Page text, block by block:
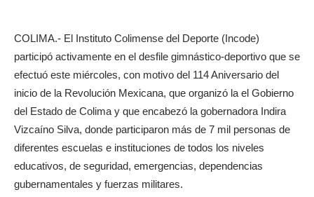
COLIMA.- El Instituto Colimense del Deporte (Incode)
participó activamente en el desfile gimnástico-deportivo que se
efectuó este miércoles, con motivo del 114 Aniversario del
inicio de la Revolución Mexicana, que organizó la el Gobierno
del Estado de Colima y que encabezó la gobernadora Indira
Vizcaíno Silva, donde participaron más de 7 mil personas de
diferentes escuelas e instituciones de todos los niveles
educativos, de seguridad, emergencias, dependencias
gubernamentales y fuerzas militares.